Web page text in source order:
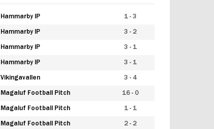
Hammarby IP 1 - 3
Hammarby IP 3 - 2
Hammarby IP 3 - 1
Hammarby IP 3 - 1
Vikingavallen 3 - 4
Magaluf Football Pitch 16 - 0
Magaluf Football Pitch 1 - 1
Magaluf Football Pitch 2 - 2